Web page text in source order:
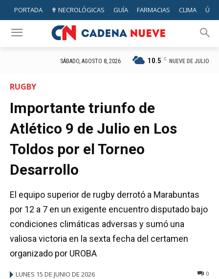
PORTADA ✟ NECROLÓGICAS GUÍA FARMACIAS CLIMA
SÁBADO, AGOSTO 8, 2026 10.5 C NUEVE DE JULIO
RUGBY
Importante triunfo de
Atlético 9 de Julio en Los
Toldos por el Torneo
Desarrollo
El equipo superior de rugby derrotó a Marabuntas
por 12 a 7 en un exigente encuentro disputado bajo
condiciones climáticas adversas y sumó una
valiosa victoria en la sexta fecha del certamen
organizado por UROBA
LUNES 15 DE JUNIO DE 2026 0